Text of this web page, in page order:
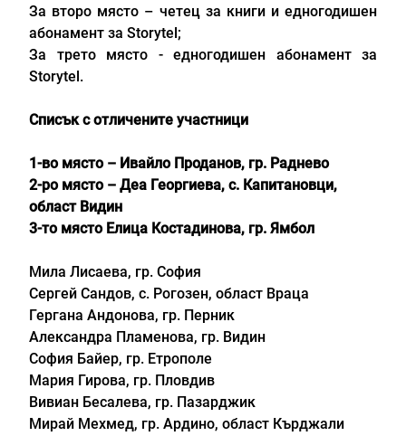
За второ място – четец за книги и едногодишен
абонамент за Storytel ;
За трето място - едногодишен абонамент за
Storytel .
Списък с отличените участници
1-во място – Ивайло Проданов, гр. Раднево
2-ро място – Деа Георгиева, с. Капитановци,
област Видин
3-то място Елица Костадинова, гр. Ямбол
Мила Лисаева, гр. София
Сергей Сандов, с. Рогозен, област Враца
Гергана Андонова, гр. Перник
Александра Пламенова, гр. Видин
София Байер, гр. Етрополе
Мария Гирова, гр. Пловдив
Вивиан Бесалева, гр. Пазарджик
Мирай Мехмед, гр. Ардино, област Кърджали